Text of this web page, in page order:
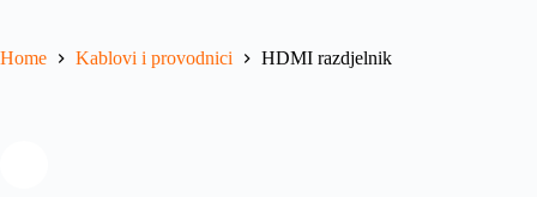
Home Kablovi i provodnici HDMI razdjelnik